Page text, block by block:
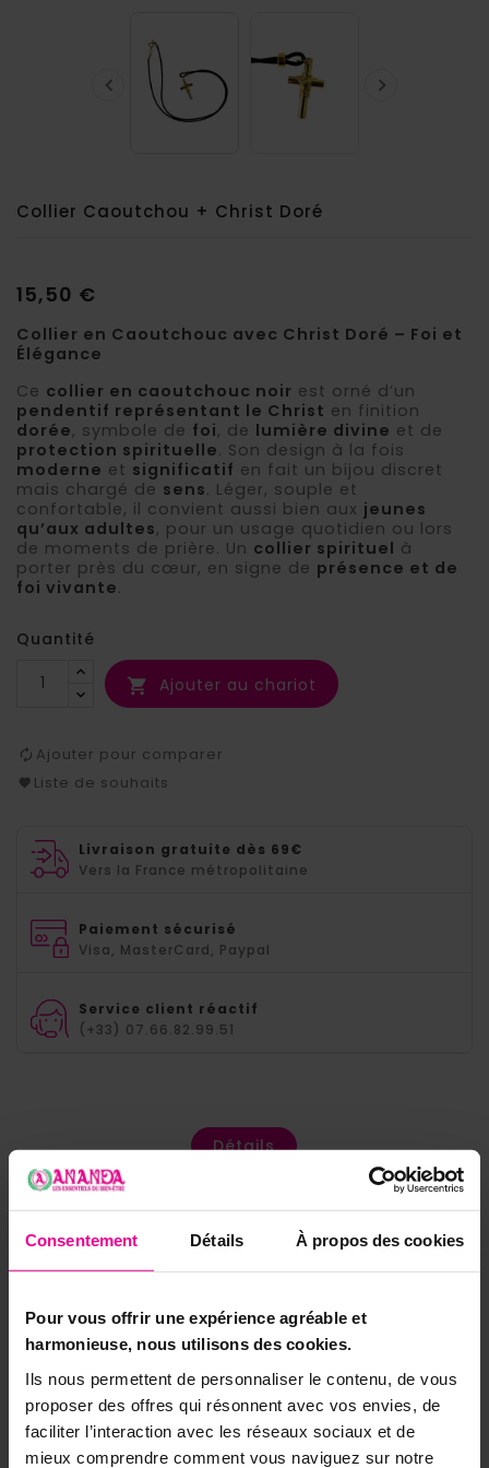
Consentement Détails À propos des cookies
Pour vous offrir une expérience agréable et
harmonieuse, nous utilisons des cookies.
Ils nous permettent de personnaliser le contenu, de vous
proposer des offres qui résonnent avec vos envies, de
faciliter l’interaction avec les réseaux sociaux et de
mieux comprendre comment vous naviguez sur notre
 
Collier Caoutchou + Christ Doré
15,50 €
Collier en Caoutchouc avec Christ Doré – Foi et
Élégance
Ce collier en caoutchouc noir est orné d’un
pendentif représentant le Christ en finition
dorée, symbole de foi, de lumière divine et de
protection spirituelle. Son design à la fois
moderne et significatif en fait un bijou discret
mais chargé de sens. Léger, souple et
confortable, il convient aussi bien aux jeunes
qu’aux adultes, pour un usage quotidien ou lors
de moments de prière. Un collier spirituel à
porter près du cœur, en signe de présence et de
foi vivante.
Quantité
 Ajouter au chariot
Ajouter pour comparer
Liste de souhaits
Livraison gratuite dès 69€
Vers la France métropolitaine
Paiement sécurisé
Visa, MasterCard, Paypal
Service client réactif
(+33) 07.66.82.99.51
Détails